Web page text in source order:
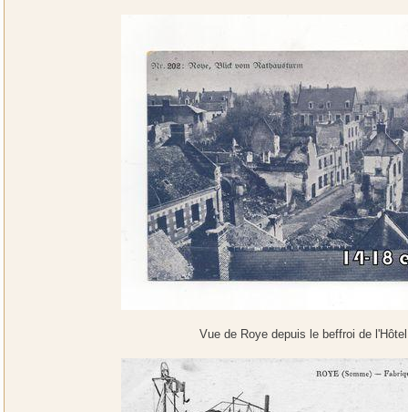
Vue de Roye depuis le beffroi de